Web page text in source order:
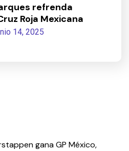
refrenda
Roja Mexicana
14, 2025
gana GP México,